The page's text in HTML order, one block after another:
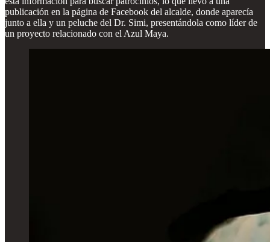
publicación en la página de Facebook del alcalde, donde aparecía
junto a ella y un peluche del Dr. Simi, presentándola como líder de
un proyecto relacionado con el Azul Maya.